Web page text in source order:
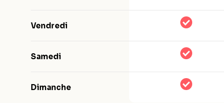
Vendredi
Samedi
Dimanche